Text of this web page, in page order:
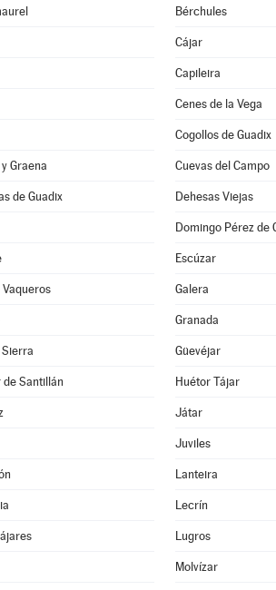
Bérchules
Cájar
Capileira
Cenes de la Vega
Cogollos de Guadix
Graena Cuevas del Campo
de Guadix Dehesas Viejas
Domingo Pérez de
Escúzar
Vaqueros Galera
Granada
Sierra Güevéjar
de Santillán Huétor Tájar
Játar
Juviles
Lanteira
Lecrín
Lugros
Molvízar